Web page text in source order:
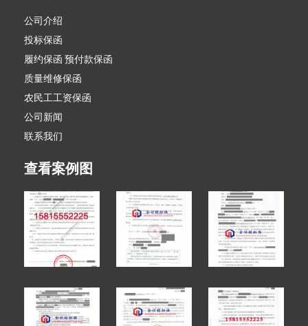
公司介绍
投标保函
履约保函 预付款保函
质量维修保函
农民工工资保函
公司新闻
联系我们
查看案例图